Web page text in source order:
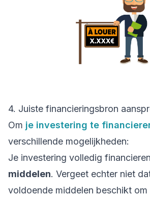
4. Juiste financieringsbron
Om je investering te
verschillende mogelijkheden:
Je investering volledig
middelen. Vergeet echter niet
voldoende middelen beschikt